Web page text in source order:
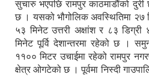
सुचारु भएपछि रामपुर काठमाडौंको
छ । यसको भौगोलिक अवस्थितिमा २७
५३ मिनेट उत्तरी अक्षांश र ८३
मिनेट पूर्वि देशान्तरमा रहेको छ ।
११०० मिटर उचाईमा रहेको रामपुर
क्षेत्र ओगटेको छ । पूर्वमा निस्दी